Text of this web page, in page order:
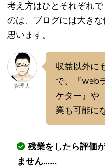
考え方はひとそれぞれ
のは、ブログには大き
思います。
管理人
収益以外に
で、『web
ケター』や
業も可能に
残業をしたら評価
ません……